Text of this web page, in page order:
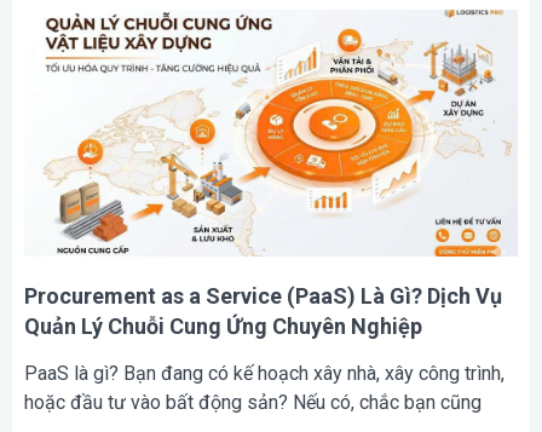
Procurement as a Service (PaaS) Là Gì? Dịch Vụ
Quản Lý Chuỗi Cung Ứng Chuyên Nghiệp
PaaS là gì? Bạn đang có kế hoạch xây nhà, xây công trình,
hoặc đầu tư vào bất động sản? Nếu có, chắc bạn cũng